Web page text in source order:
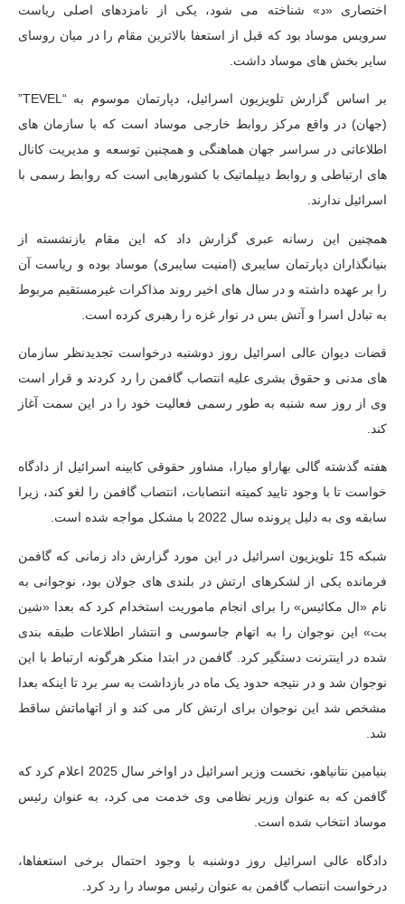
اختصاری «د» شناخته می شود، یکی از نامزدهای اصلی ریاست
سرویس موساد بود که قبل از استعفا بالاترین مقام را در میان روسای
سایر بخش های موساد داشت.
بر اساس گزارش تلویزیون اسرائیل، دپارتمان موسوم به “TEVEL”
(جهان) در واقع مرکز روابط خارجی موساد است که با سازمان های
اطلاعاتی در سراسر جهان هماهنگی و همچنین توسعه و مدیریت کانال
های ارتباطی و روابط دیپلماتیک با کشورهایی است که روابط رسمی با
اسرائیل ندارند.
همچنین این رسانه عبری گزارش داد که این مقام بازنشسته از
بنیانگذاران دپارتمان سایبری (امنیت سایبری) موساد بوده و ریاست آن
را بر عهده داشته و در سال های اخیر روند مذاکرات غیرمستقیم مربوط
به تبادل اسرا و آتش بس در نوار غزه را رهبری کرده است.
قضات دیوان عالی اسرائیل روز دوشنبه درخواست تجدیدنظر سازمان
های مدنی و حقوق بشری علیه انتصاب گافمن را رد کردند و قرار است
وی از روز سه شنبه به طور رسمی فعالیت خود را در این سمت آغاز
کند.
هفته گذشته گالی بهاراو میارا، مشاور حقوقی کابینه اسرائیل از دادگاه
خواست تا با وجود تایید کمیته انتصابات، انتصاب گافمن را لغو کند، زیرا
سابقه وی به دلیل پرونده سال 2022 با مشکل مواجه شده است.
شبکه 15 تلویزیون اسرائیل در این مورد گزارش داد زمانی که گافمن
فرمانده یکی از لشکرهای ارتش در بلندی های جولان بود، نوجوانی به
نام «ال مکائیس» را برای انجام ماموریت استخدام کرد که بعدا «شین
بت» این نوجوان را به اتهام جاسوسی و انتشار اطلاعات طبقه بندی
شده در اینترنت دستگیر کرد. گافمن در ابتدا منکر هرگونه ارتباط با این
نوجوان شد و در نتیجه حدود یک ماه در بازداشت به سر برد تا اینکه بعدا
مشخص شد این نوجوان برای ارتش کار می کند و از اتهاماتش ساقط
شد.
بنیامین نتانیاهو، نخست وزیر اسرائیل در اواخر سال 2025 اعلام کرد که
گافمن که به عنوان وزیر نظامی وی خدمت می کرد، به عنوان رئیس
موساد انتخاب شده است.
دادگاه عالی اسرائیل روز دوشنبه با وجود احتمال برخی استعفاها،
درخواست انتصاب گافمن به عنوان رئیس موساد را رد کرد.